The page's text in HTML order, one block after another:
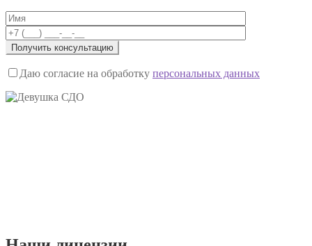
Даю согласие на обработку персональных данных